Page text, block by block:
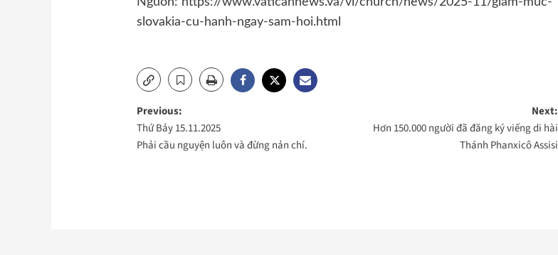
slovakia-cu-hanh-ngay-sam-hoi.html
Post
navigation
Previous:
Thứ Bảy 15.11.2025
Phải cầu nguyện luôn và đừng nản chí.
Next:
Hơn 150.000 người đã đăng ký viếng di hài
Thánh Phanxicô Assisi